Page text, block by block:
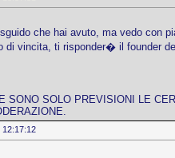
che hai avuto, ma vedo con
di vincita, ti risponder� il founder
SONO SOLO PREVISIONI LE
12:17:12